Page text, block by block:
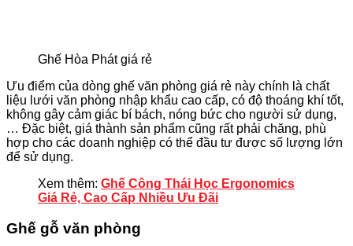
Ghế Hòa Phát giá rẻ
Ưu điểm của dòng ghế văn phòng giá rẻ này chính là chất
liệu lưới văn phòng nhập khẩu cao cấp, có độ thoáng khí tốt,
không gây cảm giác bí bách, nóng bức cho người sử dụng,
… Đặc biệt, giá thành sản phẩm cũng rất phải chăng, phù
hợp cho các doanh nghiệp có thể đầu tư được số lượng lớn
để sử dụng.
Xem thêm: Ghế Công Thái Học Ergonomics
Giá Rẻ, Cao Cấp Nhiều Ưu Đãi
Ghế gỗ văn phòng